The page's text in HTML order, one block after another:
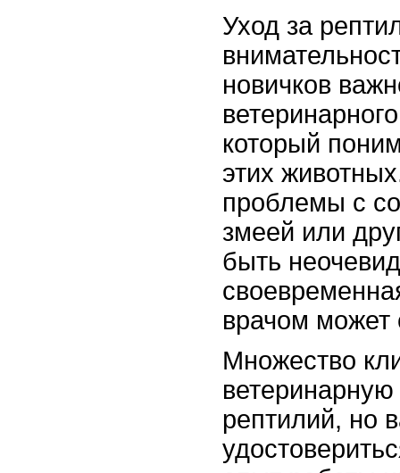
Уход за
новичков
который
этих
проблемы с
змеей или
быть
врачом может
Множество
рептилий, но